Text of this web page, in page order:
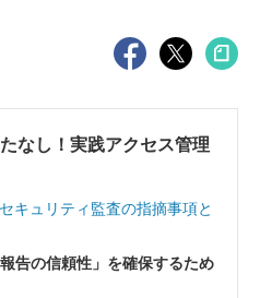
なし！実践アクセス管理
キュリティ監査の指摘事項と
告の信頼性」を確保するため